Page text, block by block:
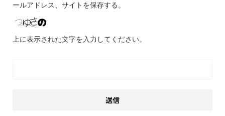
ールアドレス、サイトを保存する。
上に表示された文字を入力してください。